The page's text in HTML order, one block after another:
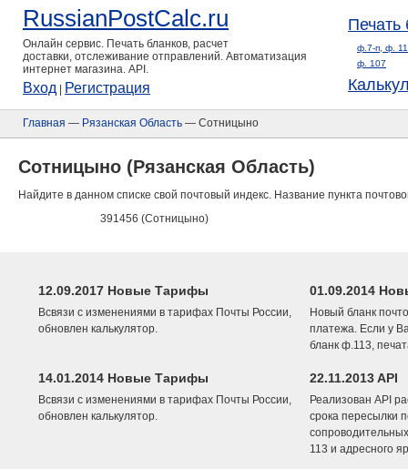
RussianPostCalc.ru
Онлайн сервис. Печать бланков, расчет
доставки, отслеживание отправлений. Автоматизация
интернет магазина. API.
Вход Регистрация
Печать
ф.7-п, ф.
ф. 107
Главная — Рязанская Область — Сотницыно
Сотницыно (Рязанская Область)
Найдите в данном списке свой почтовый индекс. Название пункта
391456 (Сотницыно)
12.09.2017 Новые Тарифы
Всвязи с изменениями в тарифах Почты России,
обновлен калькулятор.
01.09.2014
Новый бланк
платежа. Если у
бланк ф.113,
14.01.2014 Новые Тарифы
Всвязи с изменениями в тарифах Почты России,
обновлен калькулятор.
22.11.2013 API
Реализован API
срока пересылки
113 и адресного